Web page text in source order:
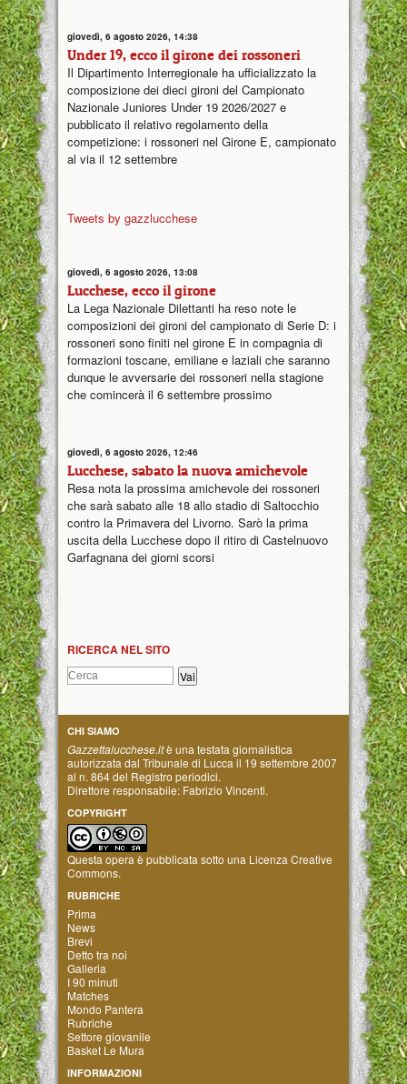
giovedì, 6 agosto 2026, 14:38
Under 19, ecco il girone dei rossoneri
Il Dipartimento Interregionale ha ufficializzato la
composizione dei dieci gironi del Campionato
Nazionale Juniores Under 19 2026/2027 e
pubblicato il relativo regolamento della
competizione: i rossoneri nel Girone E, campionato
al via il 12 settembre
Tweets by gazzlucchese
giovedì, 6 agosto 2026, 13:08
Lucchese, ecco il girone
La Lega Nazionale Dilettanti ha reso note le
composizioni dei gironi del campionato di Serie D: i
rossoneri sono finiti nel girone E in compagnia di
formazioni toscane, emiliane e laziali che saranno
dunque le avversarie dei rossoneri nella stagione
che comincerà il 6 settembre prossimo
giovedì, 6 agosto 2026, 12:46
Lucchese, sabato la nuova amichevole
Resa nota la prossima amichevole dei rossoneri
che sarà sabato alle 18 allo stadio di Saltocchio
contro la Primavera del Livorno. Sarò la prima
uscita della Lucchese dopo il ritiro di Castelnuovo
Garfagnana dei giorni scorsi
RICERCA NEL SITO
CHI SIAMO
Gazzettalucchese.itè una testata giornalistica
autorizzata dal Tribunale di Lucca il 19 settembre 2007
al n. 864 del Registro periodici.
Direttore responsabile: Fabrizio Vincenti.
COPYRIGHT
Questa opera è pubblicata sotto una Licenza Creative
Commons.
RUBRICHE
Prima
News
Brevi
Detto tra noi
Galleria
I 90 minuti
Matches
Mondo Pantera
Rubriche
Settore giovanile
Basket Le Mura
INFORMAZIONI